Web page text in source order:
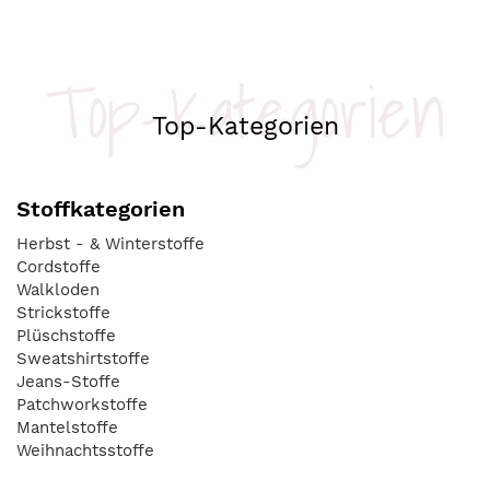
Top-Kategorien
Top-Kategorien
Stoffkategorien
Herbst - & Winterstoffe
Cordstoffe
Walkloden
Strickstoffe
Plüschstoffe
Sweatshirtstoffe
Jeans-Stoffe
Patchworkstoffe
Mantelstoffe
Weihnachtsstoffe